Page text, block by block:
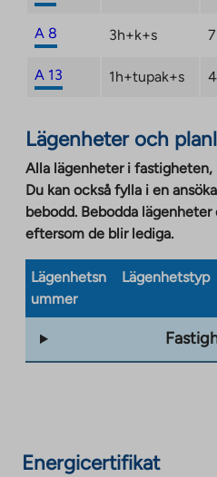
A 8 3h+k+s
A 13 1h+tupak+s
Lägenheter och
Alla lägenheter i fastigheten,
Du kan också fylla i en
bebodd. Bebodda
eftersom de blir lediga.
Lägenhetsn
ummer
Lägenhetstyp
Energicertifikat